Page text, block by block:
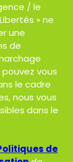
/ le
» ne
une
de
vous
le cadre
nous vous
dans le
de